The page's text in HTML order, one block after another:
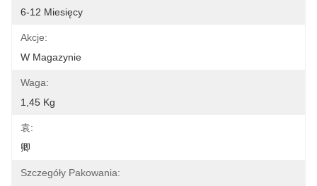
6-12 Miesięcy
Akcje:
W Magazynie
Waga:
1,45 Kg
袁:
卿
Szczegóły Pakowania: